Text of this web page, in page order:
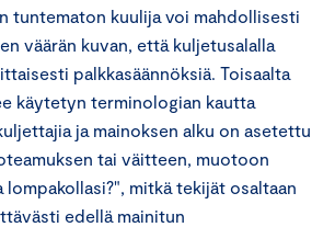
tuntematon kuulija voi mahdollisesti
väärän kuvan, että kuljetusalalla
palkkasäännöksiä. Toisaalta
käytetyn terminologian kautta
ja mainoksen alku on asetettu
tai väitteen, muotoon
lompakollasi?", mitkä tekijät osaltaan
edellä mainitun